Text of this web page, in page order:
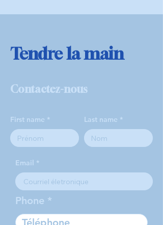
Tendre la main
Contactez-nous
First name Last name
Email
Phone